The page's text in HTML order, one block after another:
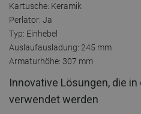
Kartusche: Keramik
Perlator: Ja
Typ: Einhebel
Auslaufausladung: 245 mm
Armaturhöhe: 307 mm
Innovative Lösungen, die
verwendet werden